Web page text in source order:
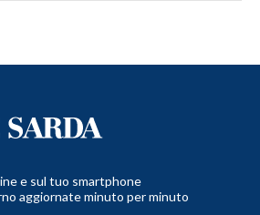
e sul tuo smartphone
aggiornate minuto per minuto